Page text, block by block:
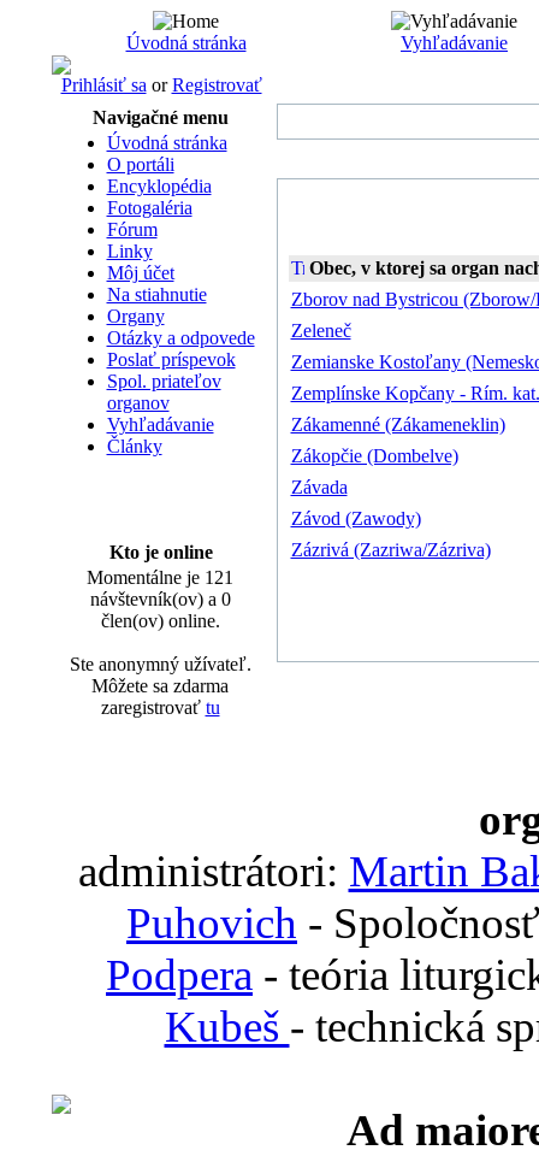
Úvodná stránka Vyhľadávanie
Prihlásiť sa orRegistrovať
Navigačné menu
Úvodná stránka
O portáli
Encyklopédia
Fotogaléria
Fórum
Linky
Môj účet
Na stiahnutie
Organy
Otázky a odpovede
Poslať príspevok
Spol. priateľov
organov
Vyhľadávanie
Články
Kto je online
Momentálne je 121
návštevník(ov) a 0
člen(ov) online.
Ste anonymný užívateľ.
Môžete sa zdarma
zaregistrovať tu
Obec, v ktorej sa organ
Zborov nad Bystricou (Zborow/
Zeleneč
Zemianske Kostoľany
Zemplínske Kopčany - Rím. kat.
Zákamenné (Zákameneklin)
Zákopčie (Dombelve)
Závada
Závod (Zawody)
Zázrivá (Zazriwa/Zázriva)
administrátori: Martin
Puhovich -
Podpera - teória
Kubeš - technická
Ad